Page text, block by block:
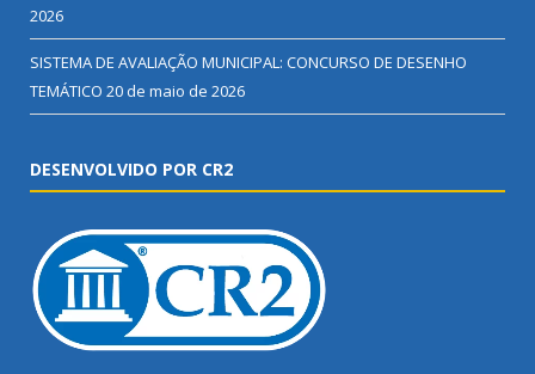
2026
SISTEMA DE AVALIAÇÃO MUNICIPAL: CONCURSO DE DESENHO
TEMÁTICO 20 de maio de 2026
DESENVOLVIDO POR CR2